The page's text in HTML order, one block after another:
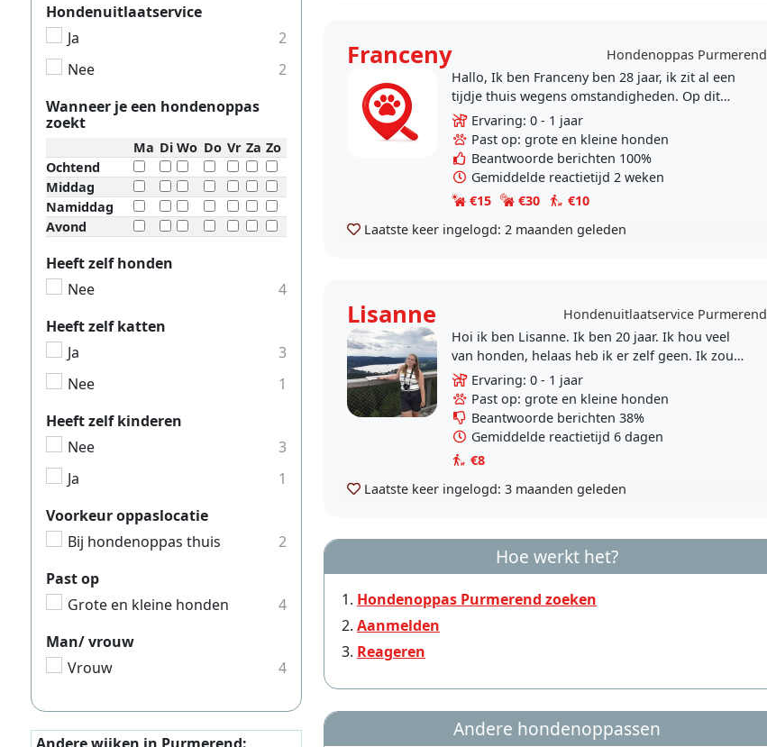
Franceny
Hondenoppas Purmerend
Hallo, Ik ben Franceny ben 28 jaar, ik zit al een
tijdje thuis wegens omstandigheden. Op dit
moment mag ik helaas niet werken, maar ik
merk wel dat..
Ervaring: 0 - 1 jaar
Past op: grote en kleine honden
Beantwoorde berichten 100%
Gemiddelde reactietijd 2 weken
€15
€30
€10
Laatste keer ingelogd: 2 maanden geleden
Lisanne
Hondenuitlaatservice Purmerend
Hoi ik ben Lisanne. Ik ben 20 jaar. Ik hou veel
van honden, helaas heb ik er zelf geen. Ik zou
het leuk vinden af en toe uw hond uit te laten.
Ik..
Ervaring: 0 - 1 jaar
Past op: grote en kleine honden
Beantwoorde berichten 38%
Gemiddelde reactietijd 6 dagen
€8
Laatste keer ingelogd: 3 maanden geleden
Hoe werkt het?
Hondenoppas Purmerend zoeken
Aanmelden
Reageren
Andere hondenoppassen
Hondenuitlaatservice
Ja
2
Nee
2
Wanneer je een hondenoppas
zoekt
Ma Di Wo Do Vr Za Zo
Ochtend
Middag
Namiddag
Avond
Heeft zelf honden
Nee
4
Heeft zelf katten
Ja
3
Nee
1
Heeft zelf kinderen
Nee
3
Ja
1
Voorkeur oppaslocatie
Bij hondenoppas thuis
2
Past op
Grote en kleine honden
4
Man/ vrouw
Vrouw
4